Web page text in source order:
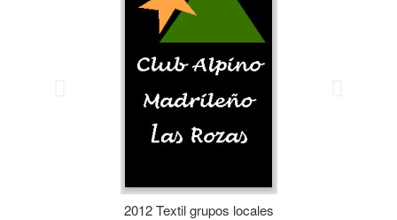
2012 Textil grupos locales